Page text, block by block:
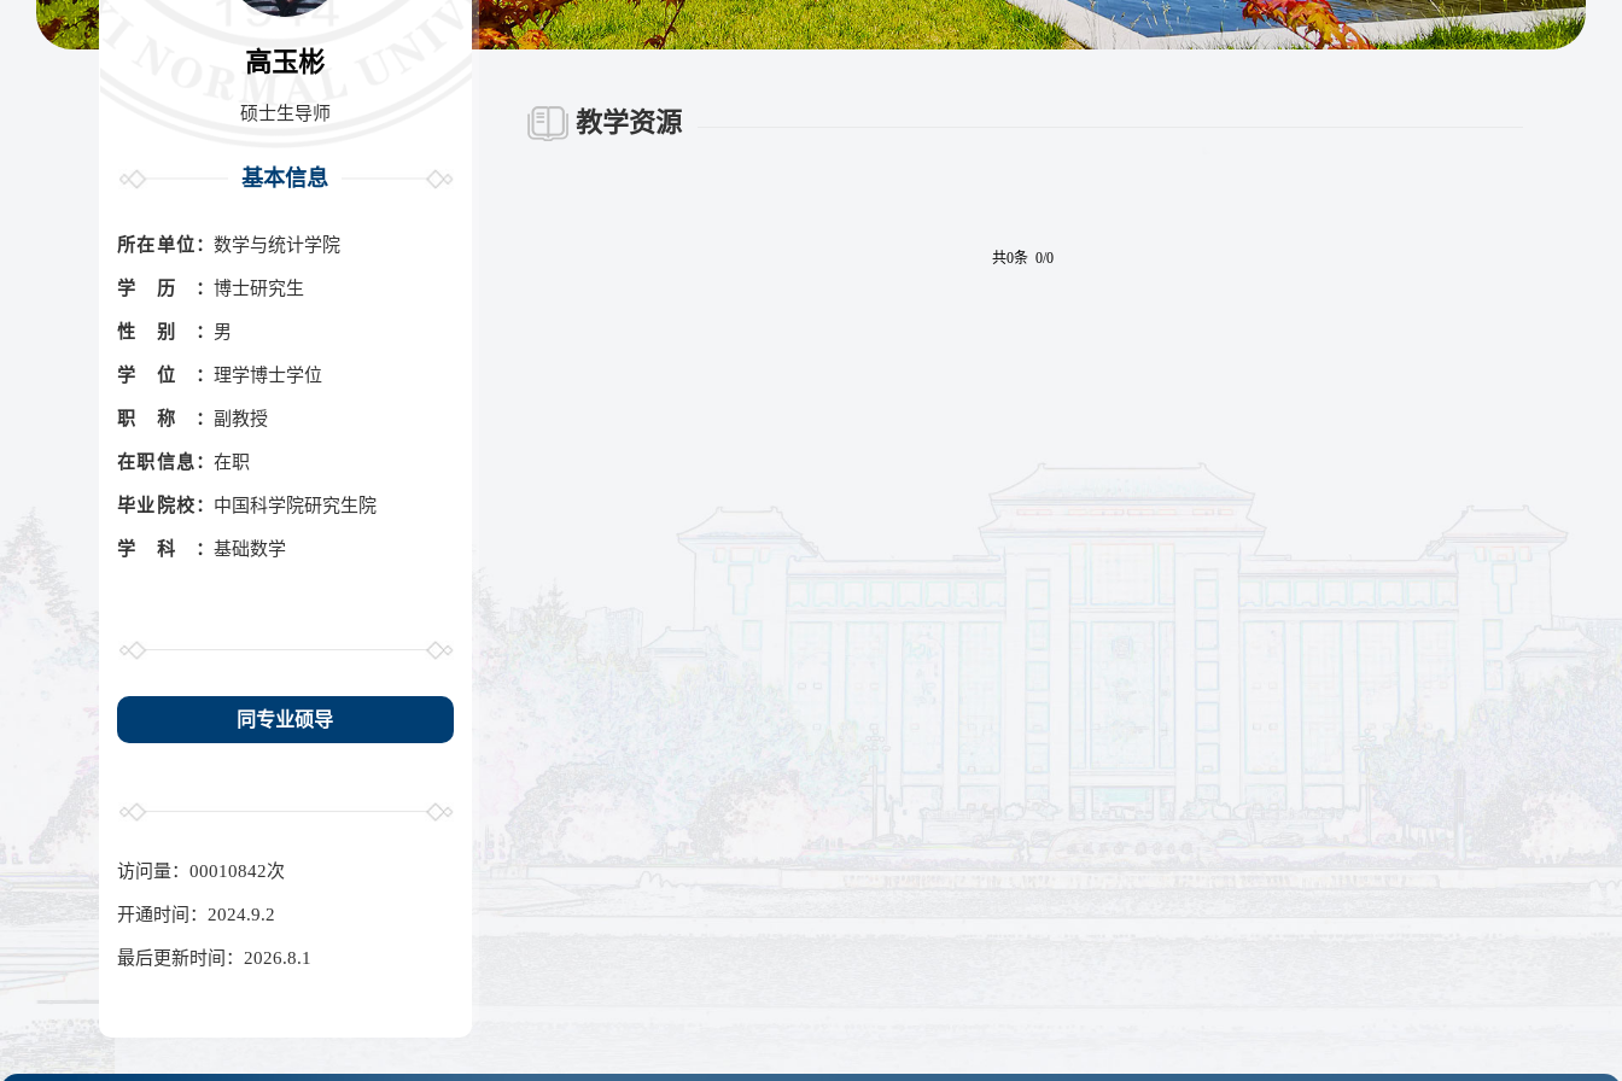
高玉彬
硕士生导师
基本信息
所在单位： 数学与统计学院
学历： 博士研究生
性别： 男
学位： 理学博士学位
职称： 副教授
在职信息： 在职
毕业院校： 中国科学院研究生院
学科： 基础数学
同专业硕导
访问量： 00010842次
开通时间： 2024.9.2
最后更新时间： 2026.8.1
教学资源
共0条 0/0